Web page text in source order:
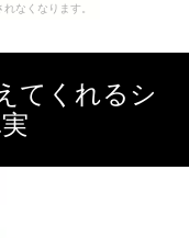
なくなります。
てくれるシ